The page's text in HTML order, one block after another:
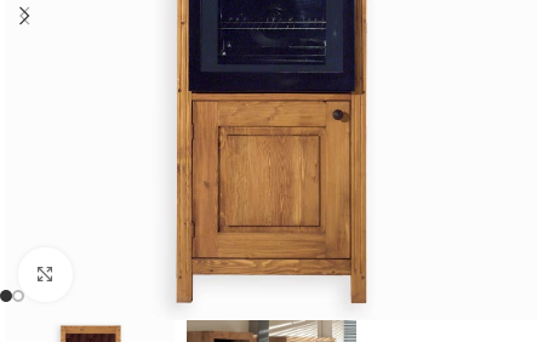
Cliquer pour agrandir